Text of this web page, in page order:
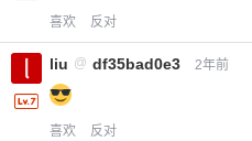
喜欢 反对
liu @ df35bad0e3 2年前
喜欢 反对